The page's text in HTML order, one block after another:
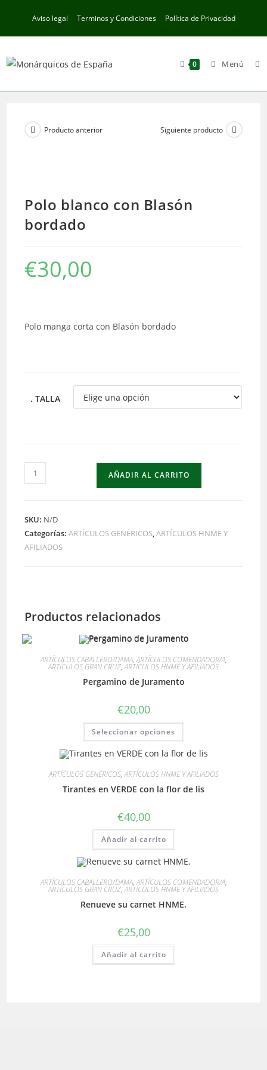
contenido
Aviso legal Terminos y Condiciones Política de Privacidad
0 Menú
Producto anterior Siguiente producto
Polo blanco con Blasón
bordado
€30,00
Polo manga corta con Blasón bordado
. TALLA
Polo
blanco
bordado
cantidad
AÑADIR AL CARRITO
SKU: N/D
Categorías:ARTÍCULOS GENÉRICOS,ARTÍCULOS HNME Y
AFILIADOS
Productos relacionados
ARTÍCULOS CABALLERO/DAMA,ARTÍCULOS COMENDADOR/A,
ARTÍCULOS GRAN CRUZ,ARTÍCULOS HNME Y AFILIADOS
Pergamino de Juramento
€20,00
Seleccionar opciones
Este
tiene
múltiples
variantes.
opciones
se
pueden
ARTÍCULOS GENÉRICOS,ARTÍCULOS HNME Y AFILIADOS
Tirantes en VERDE con la flor de lis
€40,00
Añadir al carrito
ARTÍCULOS CABALLERO/DAMA,ARTÍCULOS COMENDADOR/A,
ARTÍCULOS GRAN CRUZ,ARTÍCULOS HNME Y AFILIADOS
Renueve su carnet HNME.
€25,00
Añadir al carrito